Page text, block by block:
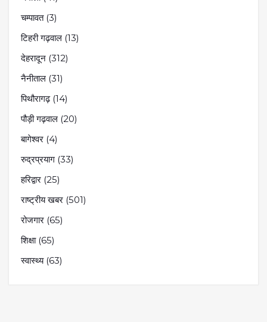
चम्पावत(3)
टिहरी गढ़वाल (13)
देहरादून (312)
नैनीताल (31)
पिथौरागढ़(14)
पौड़ी गढ़वाल (20)
बागेश्वर (4)
रुद्रप्रयाग (33)
हरिद्वार (25)
राष्ट्रीय खबर (501)
रोजगार (65)
शिक्षा(65)
स्वास्थ्य(63)